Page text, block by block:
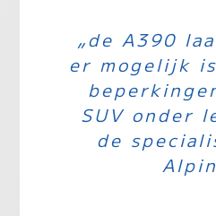
„de A390
er mogelijk
SUV onder
de